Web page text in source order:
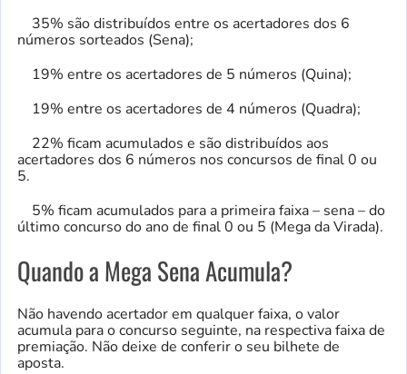
35% são distribuídos entre os acertadores dos 6
números sorteados (Sena);
19% entre os acertadores de 5 números (Quina);
19% entre os acertadores de 4 números (Quadra);
22% ficam acumulados e são distribuídos aos
acertadores dos 6 números nos concursos de final 0 ou
5.
5% ficam acumulados para a primeira faixa – sena – do
último concurso do ano de final 0 ou 5 (Mega da Virada).
Quando a Mega Sena Acumula?
Não havendo acertador em qualquer faixa, o valor
acumula para o concurso seguinte, na respectiva faixa de
premiação. Não deixe de conferir o seu bilhete de
aposta.